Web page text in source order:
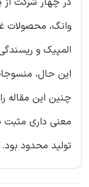
وانگ، محصولات
المپیک و
این حال،
چنین این مقاله
معنی داری مثبت
تولید محدود بود.